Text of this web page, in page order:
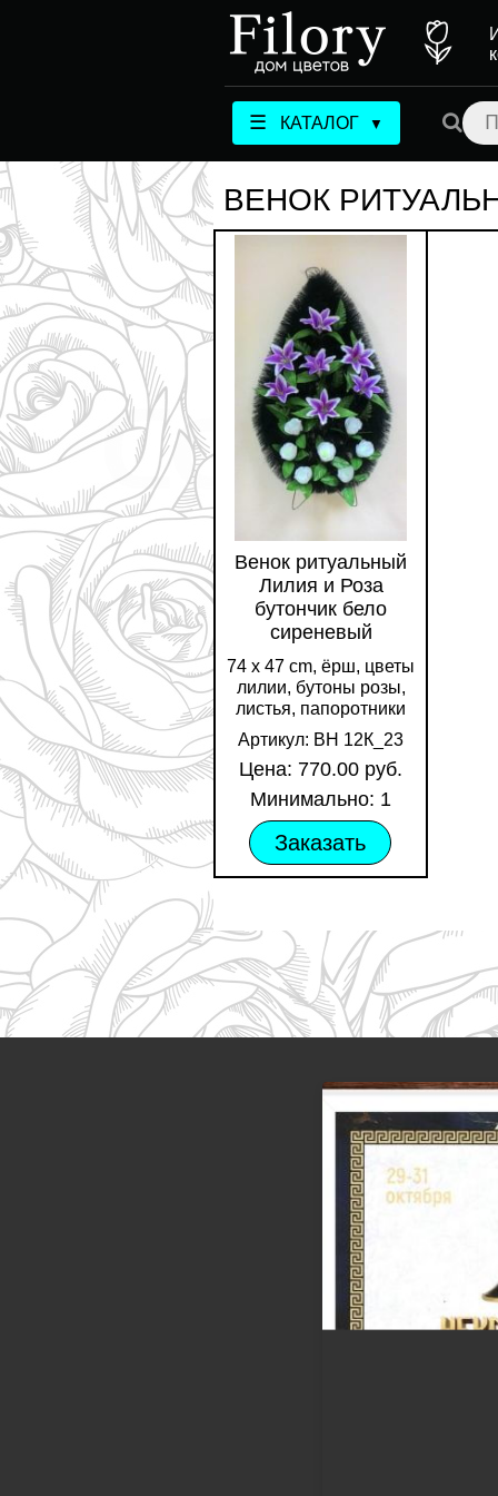
☰ КАТАЛОГ ▼
ВЕНОК
Венок ритуальный
Лилия и Роза
бутончик бело
сиреневый
74 х 47 cm, ёрш, цветы
лилии, бутоны розы,
листья, папоротники
Артикул: ВН 12К_23
Цена: 770.00 руб.
Минимально: 1
Заказать